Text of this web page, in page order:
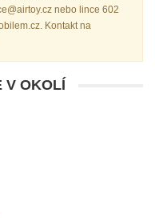
nebo lince 602
Kontakt na
V OKOLÍ